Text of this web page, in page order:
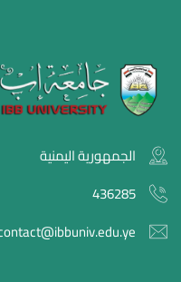
الجمهورية اليمنية
436285